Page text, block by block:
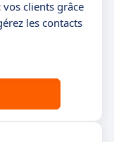
clients grâce
les contacts